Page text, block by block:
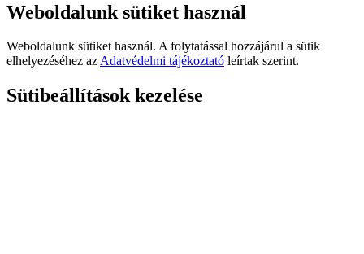
Weboldalunk sütiket használ
Weboldalunk sütiket használ. A folytatással hozzájárul a sütik
elhelyezéséhez azAdatvédelmi tájékoztató leírtak szerint.
Sütibeállítások kezelése